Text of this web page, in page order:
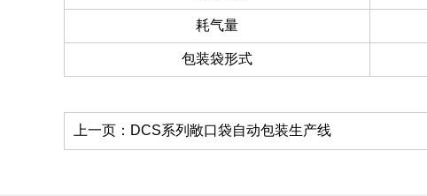
耗气量
包装袋形式
上一页： DCS系列敞口袋自动包装生产线